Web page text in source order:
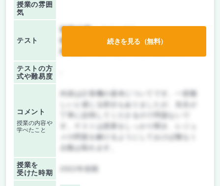
授業の雰囲
気
テスト
前期/中間：
後期/期末：
テストのみ
テストの方
式や難易度
コメント
授業の内容や
学べたこと
内容は計算機の基本についてです。一部難
しいと感じる部分もありましたが、先生が
メの問題を解けるようにしておけば難なく
点数は取れます。
授業を
受けた時期
続きを見る（無料）